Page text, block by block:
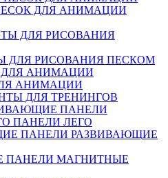
ДЛЯ АНИМАЦИИ
ДЛЯ РИСОВАНИЯ ПЕСКОМ
АНИМАЦИИ
ДЛЯ ТРЕНИНГОВ
ПАНЕЛИ
ПАНЕЛИ ЛЕГО
РАЗВИВАЮЩИЕ
МАГНИТНЫЕ